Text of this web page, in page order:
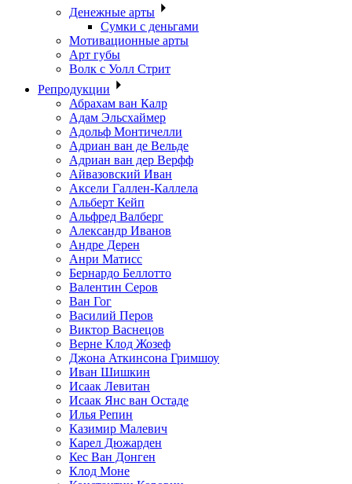
Денежные арты
Сумки с деньгами
Мотивационные арты
Арт губы
Волк с Уолл Стрит
Репродукции
Абрахам ван Калр
Адам Эльсхаймер
Адольф Монтичелли
Адриан ван де Вельде
Адриан ван дер Верфф
Айвазовский Иван
Аксели Галлен-Каллела
Альберт Кейп
Альфред Валберг
Александр Иванов
Андре Дерен
Анри Матисс
Бернардо Беллотто
Валентин Серов
Ван Гог
Василий Перов
Виктор Васнецов
Верне Клод Жозеф
Джона Аткинсона Гримшоу
Иван Шишкин
Исаак Левитан
Исаак Янс ван Остаде
Илья Репин
Казимир Малевич
Карел Дюжарден
Кес Ван Донген
Клод Моне